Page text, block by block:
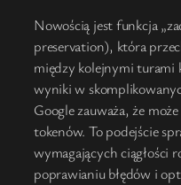
Nowością jest funkcja
preservation), która
między kolejnymi turami
wyniki w
Google zauważa, że
tokenów. To podejście
wymagających ciągłości
poprawianiu błędów i